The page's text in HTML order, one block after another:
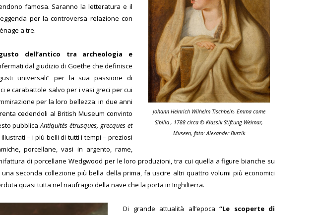
Johann Heinrich Wilhelm Tischbein, Emma come
Sibilla , 1788 circa © Klassik Stiftung Weimar,
Museen, foto: Alexander Burzik
famosa. Saranno la letteratura e il
per la controversa relazione con
a tre.
dell’antico tra archeologia e
dal giudizio di Goethe che definisce
universali” per la sua passione di
e carabattole salvo per i vasi greci per cui
per la loro bellezza: in due anni
cedendoli al British Museum convinto
pubblicaAntiquités étrusques, grecques et
– i più belli di tutti i tempi – preziosi
porcellane, vasi in argento, rame,
di porcellane Wedgwood per le loro produzioni, tra cui quella a figure bianche su
seconda collezione più bella della prima, fa uscire altri quattro volumi più economici
quasi tutta nel naufragio della nave che la porta in Inghilterra.
Di grande attualità all’epoca “Le scoperte di